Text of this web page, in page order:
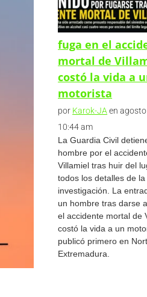
fuga en el
mortal de
costó la vida a
motorista
por Karok-JA en
10:44 am
La Guardia Civil
hombre por el
Villamiel tras huir del
todos los detalles de la
investigación. La
un hombre tras darse
el accidente mortal de
costó la vida a un
publicó primero en
Extremadura.